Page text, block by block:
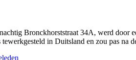
Bronckhorststraat 34A, werd door
in Duitsland en zou pas